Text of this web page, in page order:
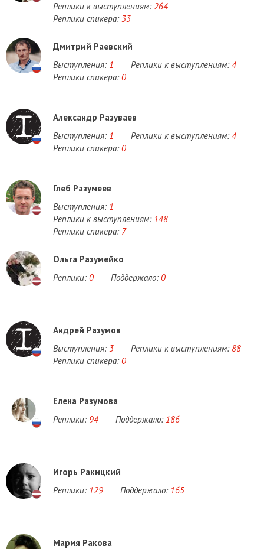
Реплики к выступлениям: 264
Реплики спикера: 33
Дмитрий Раевский
Выступления: 1 Реплики к выступлениям: 4
Реплики спикера: 0
Александр Разуваев
Выступления: 1 Реплики к выступлениям: 4
Реплики спикера: 0
Глеб Разумеев
Выступления: 1
Реплики к выступлениям: 148
Реплики спикера: 7
Ольга Разумейко
Реплики: 0 Поддержало: 0
Андрей Разумов
Выступления: 3 Реплики к выступлениям: 88
Реплики спикера: 0
Елена Разумова
Реплики: 94 Поддержало: 186
Игорь Ракицкий
Реплики: 129 Поддержало: 165
Мария Ракова